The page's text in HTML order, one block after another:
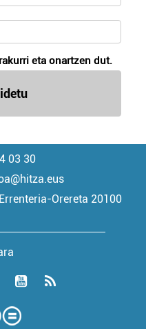
eta onartzen dut.
03 30
Orereta 20100